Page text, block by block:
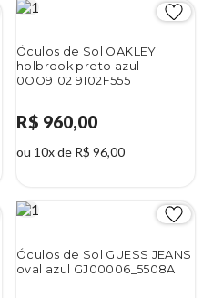
Óculos de Sol OAKLEY
holbrook preto azul
0OO9102 9102F555
R$ 960,00
ou 10x de R$ 96,00
Óculos de Sol GUESS JEANS
oval azul GJ00006_5508A